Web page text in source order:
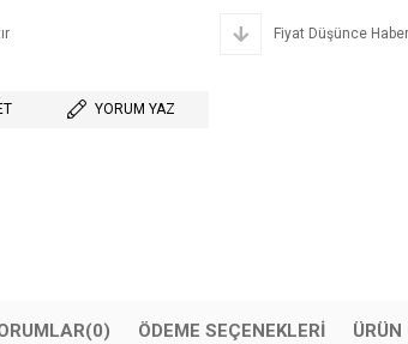
Fiyat Düşünce
YORUM YAZ
(0) ÖDEME SEÇENEKLERI ÜRÜN